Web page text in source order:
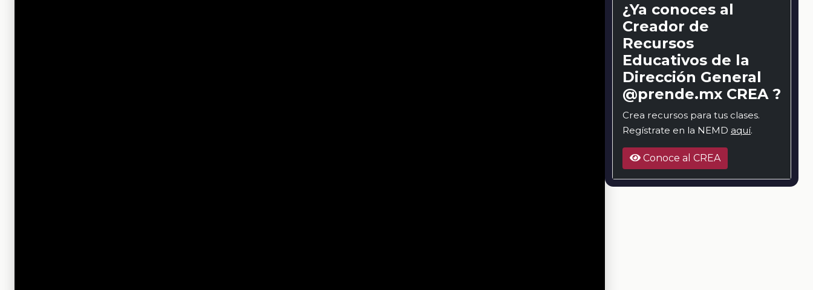
¿Ya conoces al
Creador de
Recursos
Educativos de la
Dirección General
@prende.mx CREA ?
Crea recursos para tus clases.
Regístrate en la NEMD aquí.
Conoce al CREA